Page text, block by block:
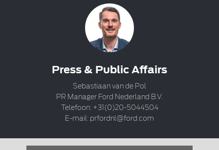
Press & Public Affairs
Sebastiaan van de Pol
PR Manager Ford Nederland B.V.
Telefoon: +31(0)20-5044504
E-mail: prfordnl@ford.com